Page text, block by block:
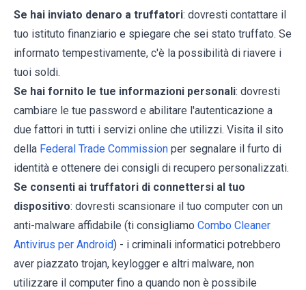
Se hai inviato denaro a truffatori: dovresti contattare il
tuo istituto finanziario e spiegare che sei stato truffato. Se
informato tempestivamente, c'è la possibilità di riavere i
tuoi soldi.
Se hai fornito le tue informazioni personali: dovresti
cambiare le tue password e abilitare l'autenticazione a
due fattori in tutti i servizi online che utilizzi. Visita il sito
della Federal Trade Commission per segnalare il furto di
identità e ottenere dei consigli di recupero personalizzati.
Se consenti ai truffatori di connettersi al tuo
dispositivo: dovresti scansionare il tuo computer con un
anti-malware affidabile (ti consigliamo Combo Cleaner
Antivirus per Android) - i criminali informatici potrebbero
aver piazzato trojan, keylogger e altri malware, non
utilizzare il computer fino a quando non è possibile